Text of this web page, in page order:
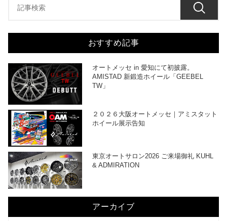
おすすめ記事
オートメッセ in 愛知にて初披露。
AMISTAD 新鍛造ホイール「GEEBEL
TW」
２０２６大阪オートメッセ｜アミスタット
ホイール展示告知
東京オートサロン2026 ご来場御礼 KUHL
& ADMIRATION
アーカイブ